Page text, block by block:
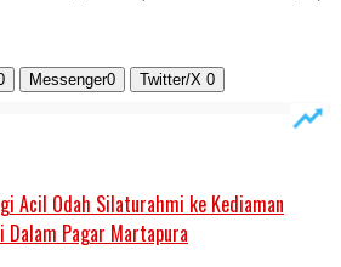
Messenger0 Twitter/X 0
Acil Odah Silaturahmi ke Kediaman
Dalam Pagar Martapura